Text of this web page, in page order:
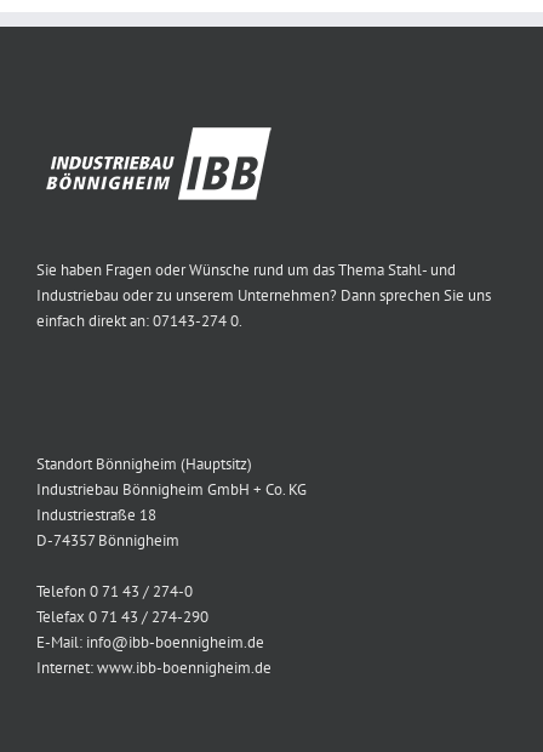
Sie haben Fragen oder Wünsche rund um das Thema Stahl- und
Industriebau oder zu unserem Unternehmen? Dann sprechen Sie uns
einfach direkt an: 07143-274 0.
Standort Bönnigheim (Hauptsitz)
Industriebau Bönnigheim GmbH + Co. KG
Industriestraße 18
D-74357 Bönnigheim
Telefon 0 71 43 / 274-0
Telefax 0 71 43 / 274-290
E-Mail: info@ibb-boennigheim.de
Internet: www.ibb-boennigheim.de